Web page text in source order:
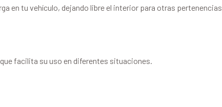
en tu vehículo, dejando libre el interior para otras pertenencias.
facilita su uso en diferentes situaciones.